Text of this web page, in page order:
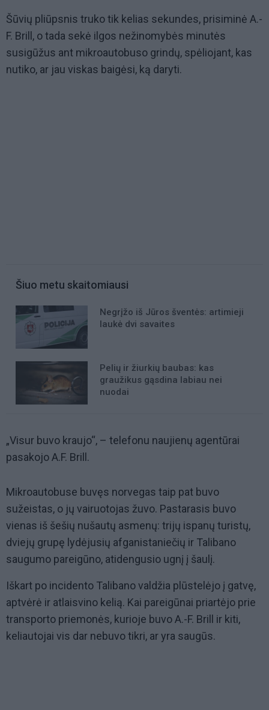
Šūvių pliūpsnis truko tik kelias sekundes, prisiminė A.-
F. Brill, o tada sekė ilgos nežinomybės minutės
susigūžus ant mikroautobuso grindų, spėliojant, kas
nutiko, ar jau viskas baigėsi, ką daryti.
Šiuo metu skaitomiausi
Negrįžo iš Jūros šventės: artimieji
laukė dvi savaites
Pelių ir žiurkių baubas: kas
graužikus gąsdina labiau nei
nuodai
„Visur buvo kraujo“, – telefonu naujienų agentūrai
pasakojo A.F. Brill.
Mikroautobuse buvęs norvegas taip pat buvo
sužeistas, o jų vairuotojas žuvo. Pastarasis buvo
vienas iš šešių nušautų asmenų: trijų ispanų turistų,
dviejų grupę lydėjusių afganistaniečių ir Talibano
saugumo pareigūno, atidengusio ugnį į šaulį.
Iškart po incidento Talibano valdžia plūstelėjo į gatvę,
aptvėrė ir atlaisvino kelią. Kai pareigūnai priartėjo prie
transporto priemonės, kurioje buvo A.-F. Brill ir kiti,
keliautojai vis dar nebuvo tikri, ar yra saugūs.